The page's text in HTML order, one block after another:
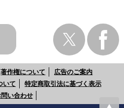
著作権について
広告のご案内
いて
特定商取引法に基づく表示
問い合わせ